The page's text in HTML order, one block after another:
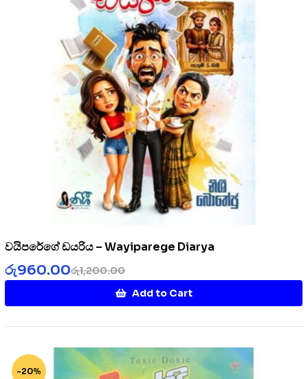
වයිපරේගේ ඩයරිය – Wayiparege Diarya
රු1,200.00
රු960.00
Add to Cart
-20%